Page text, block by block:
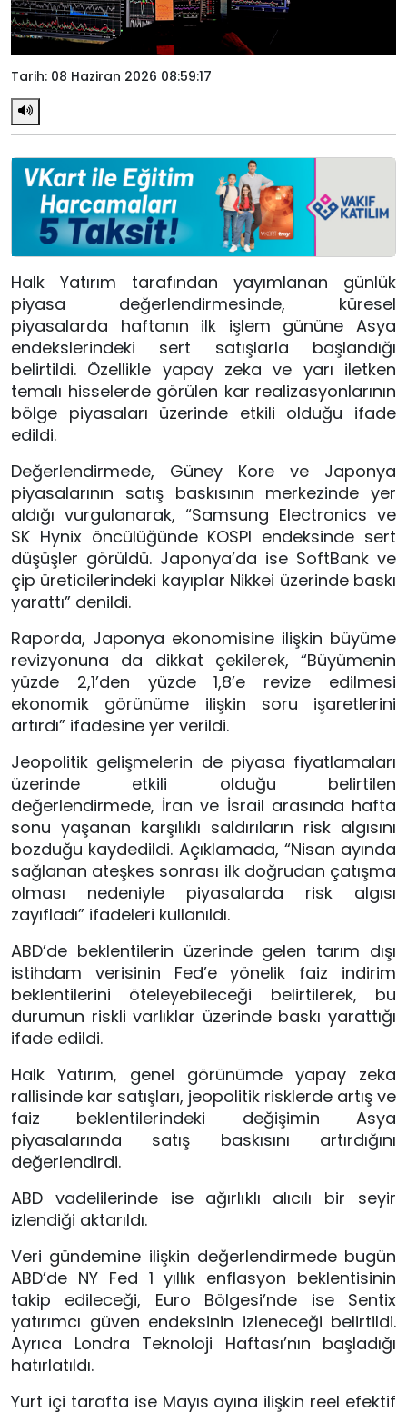
Tarih: 08 Haziran 2026 08:59:17
Halk Yatırım tarafından yayımlanan günlük
piyasa değerlendirmesinde, küresel
piyasalarda haftanın ilk işlem gününe Asya
endekslerindeki sert satışlarla başlandığı
belirtildi. Özellikle yapay zeka ve yarı iletken
temalı hisselerde görülen kar realizasyonlarının
bölge piyasaları üzerinde etkili olduğu ifade
edildi.
Değerlendirmede, Güney Kore ve Japonya
piyasalarının satış baskısının merkezinde yer
aldığı vurgulanarak, “Samsung Electronics ve
SK Hynix öncülüğünde KOSPI endeksinde sert
düşüşler görüldü. Japonya’da ise SoftBank ve
çip üreticilerindeki kayıplar Nikkei üzerinde baskı
yarattı” denildi.
Raporda, Japonya ekonomisine ilişkin büyüme
revizyonuna da dikkat çekilerek, “Büyümenin
yüzde 2,1’den yüzde 1,8’e revize edilmesi
ekonomik görünüme ilişkin soru işaretlerini
artırdı” ifadesine yer verildi.
Jeopolitik gelişmelerin de piyasa fiyatlamaları
üzerinde etkili olduğu belirtilen
değerlendirmede, İran ve İsrail arasında hafta
sonu yaşanan karşılıklı saldırıların risk algısını
bozduğu kaydedildi. Açıklamada, “Nisan ayında
sağlanan ateşkes sonrası ilk doğrudan çatışma
olması nedeniyle piyasalarda risk algısı
zayıfladı” ifadeleri kullanıldı.
ABD’de beklentilerin üzerinde gelen tarım dışı
istihdam verisinin Fed’e yönelik faiz indirim
beklentilerini öteleyebileceği belirtilerek, bu
durumun riskli varlıklar üzerinde baskı yarattığı
ifade edildi.
Halk Yatırım, genel görünümde yapay zeka
rallisinde kar satışları, jeopolitik risklerde artış ve
faiz beklentilerindeki değişimin Asya
piyasalarında satış baskısını artırdığını
değerlendirdi.
ABD vadelilerinde ise ağırlıklı alıcılı bir seyir
izlendiği aktarıldı.
Veri gündemine ilişkin değerlendirmede bugün
ABD’de NY Fed 1 yıllık enflasyon beklentisinin
takip edileceği, Euro Bölgesi’nde ise Sentix
yatırımcı güven endeksinin izleneceği belirtildi.
Ayrıca Londra Teknoloji Haftası’nın başladığı
hatırlatıldı.
Yurt içi tarafta ise Mayıs ayına ilişkin reel efektif